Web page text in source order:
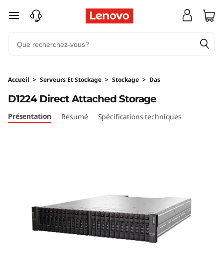
D
2
4
D
passer au contenu principal
Accueil > Serveurs Et Stockage > Stockage > Das
D1224 Direct Attached Storage
Présentation Résumé Spécifications techniques